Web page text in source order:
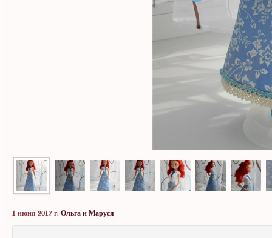
1 июня 2017 г. Ольга и Маруся